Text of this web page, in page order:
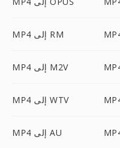
MP4 إلى RM
MP4 إلى M2V
MP4 إلى WTV
MP4 إلى AU